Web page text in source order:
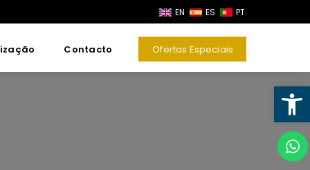
Open toolbar
EN ES PT
Contacto Ofertas Especiais